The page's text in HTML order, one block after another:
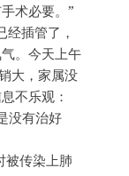
术必要。”
插管了，
。今天上午
大，家属没
不乐观：
没有治好
被传染上肺